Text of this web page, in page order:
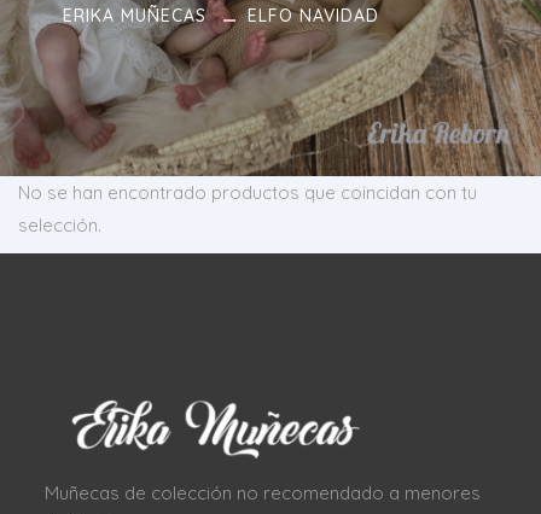
ERIKA MUÑECAS ELFO NAVIDAD
No se han encontrado productos que coincidan con tu
selección.
Muñecas de colección no recomendado a menores